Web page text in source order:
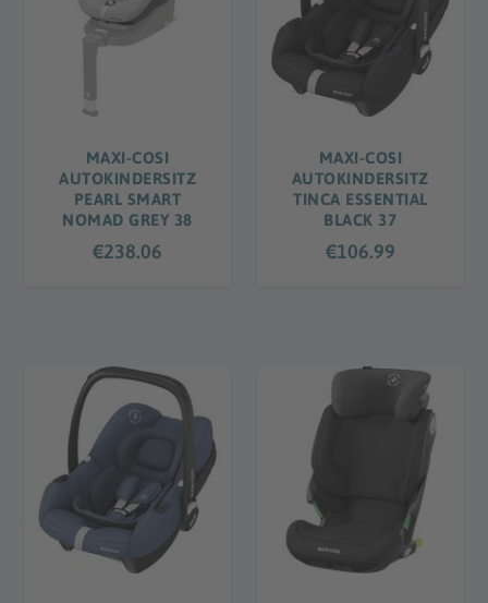
MAXI-COSI
AUTOKINDERSITZ
PEARL SMART
NOMAD GREY 38
€238.06
MAXI-COSI
AUTOKINDERSITZ
TINCA ESSENTIAL
BLACK 37
€106.99